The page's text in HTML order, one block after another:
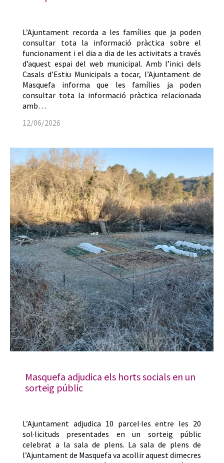
L’Ajuntament recorda a les famílies que ja poden
consultar tota la informació pràctica sobre el
funcionament i el dia a dia de les activitats a través
d’aquest espai del web municipal. Amb l’inici dels
Casals d’Estiu Municipals a tocar, l’Ajuntament de
Masquefa informa que les famílies ja poden
consultar tota la informació pràctica relacionada
amb…
12/06/2026
Masquefa adjudica els horts socials en un
sorteig públic
L’Ajuntament adjudica 10 parcel·les entre les 20
sol·licituds presentades en un sorteig públic
celebrat a la sala de plens. La sala de plens de
l’Ajuntament de Masquefa va acollir aquest dimecres